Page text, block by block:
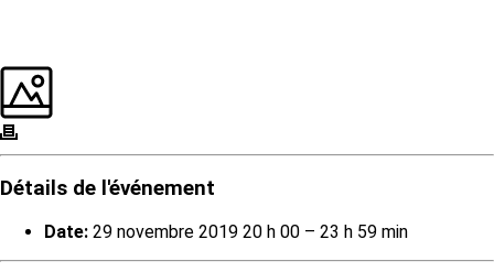
Détails de l'événement
Date: 29 novembre 2019 20 h 00 – 23 h 59 min